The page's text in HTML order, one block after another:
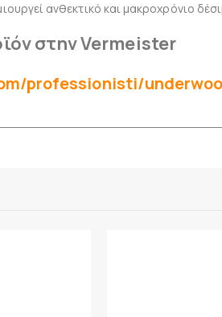
ανθεκτικό και μακροχρόνιο
στην Vermeister
professionisti/